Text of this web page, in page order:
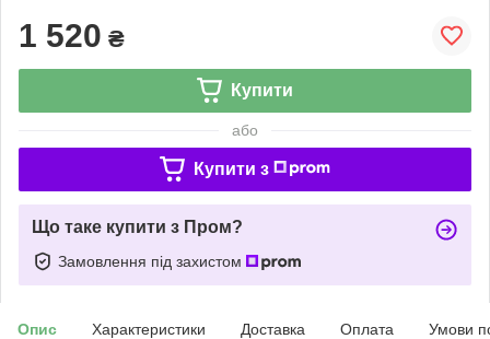
1 520 ₴
Купити
або
Купити з
Що таке купити з Пром?
Замовлення під захистом
Опис Характеристики Доставка Оплата Умови